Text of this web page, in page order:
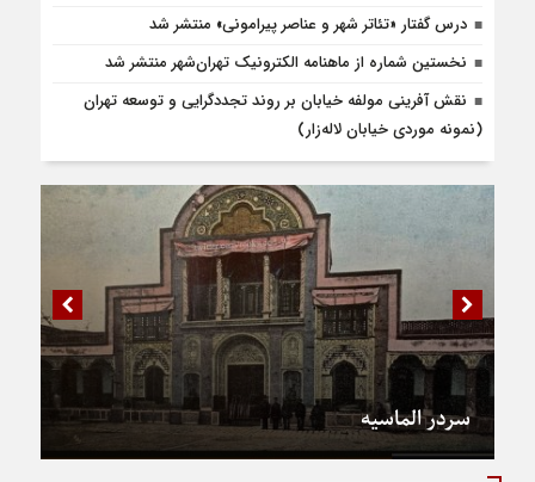
درس‌ گفتار «تئاتر شهر و عناصر پیرامونی» منتشر شد
نخستین شماره از ماهنامه الکترونیک تهران‌شهر منتشر شد
نقش آفرینی مولفه خیابان بر روند تجددگرایی و توسعه تهران
(نمونه موردی خیابان لاله‌زار)
سردر الماسیه